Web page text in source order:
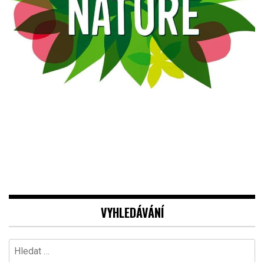
VYHLEDÁVÁNÍ
Vyhledávání